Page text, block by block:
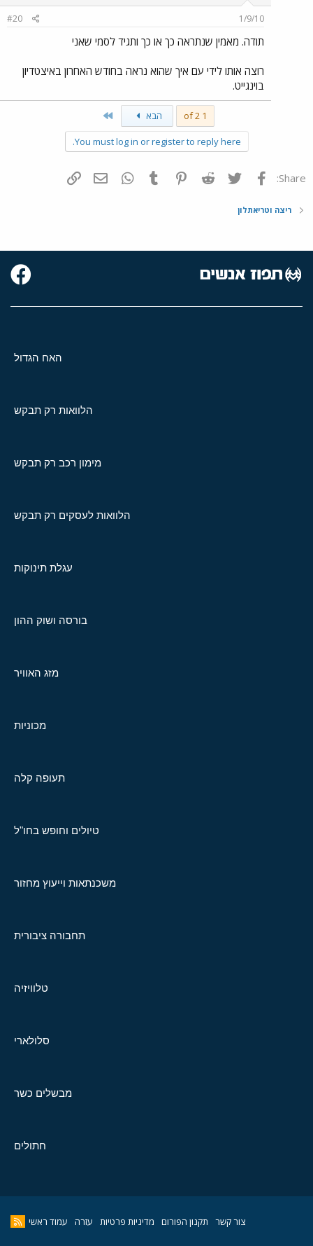
1/9/10
#20
תודה. מאמין שנתראה כך או כך ותגיד לסמי שאני
רוצה אותו לידי עם איך שהוא נראה בחודש האחרון באיצטדיון
בוינגייט.
1 of 2 הבא
You must log in or register to reply here.
Share: פייסבוק Twitter
Reddit
Pinterest
Tumblr
WhatsAppדואר אלקטרוני
ריצה וטריאתלון
האח הגדול
הלוואות רק תבקש
מימון רכב רק תבקש
הלוואות לעסקים רק תבקש
עגלת תינוקות
בורסה ושוק ההון
מזג האוויר
מכוניות
תעופה קלה
טיולים וחופש בחו"ל
משכנתאות וייעוץ מחזור
תחבורה ציבורית
טלוויזיה
סלולארי
מבשלים כשר
חתולים
צור קשר תקנון הפורום מדיניות פרטיות עזרה עמוד ראשי